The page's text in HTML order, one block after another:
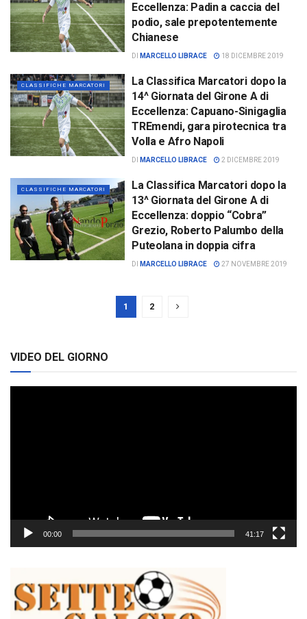
Eccellenza: Padin a caccia del
podio, sale prepotentemente
Chianese
DI MARCELLO LIBRACE 18 DICEMBRE 2019
CLASSIFICHE MARCATORI
La Classifica Marcatori dopo la
14^ Giornata del Girone A di
Eccellenza: Capuano-Sinigaglia
TREmendi, gara pirotecnica tra
Volla e Afro Napoli
DI MARCELLO LIBRACE 2 DICEMBRE 2019
CLASSIFICHE MARCATORI
La Classifica Marcatori dopo la
13^ Giornata del Girone A di
Eccellenza: doppio “Cobra”
Grezio, Roberto Palumbo della
Puteolana in doppia cifra
DI MARCELLO LIBRACE 27 NOVEMBRE 2019
1 2
VIDEO DEL GIORNO
00:00 41:17